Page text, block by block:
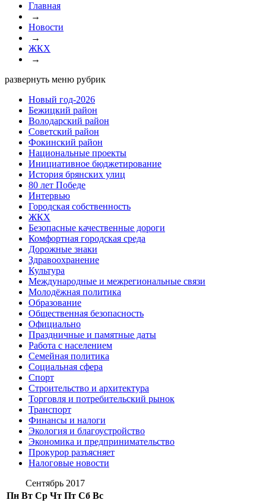
Главная
→
Новости
→
ЖКХ
→
развернуть меню рубрик
Новый год-2026
Бежицкий район
Володарский район
Советский район
Фокинский район
Национальные проекты
Инициативное бюджетирование
История брянских улиц
80 лет Победе
Интервью
Городская собственность
ЖКХ
Безопасные качественные дороги
Комфортная городская среда
Дорожные знаки
Здравоохранение
Культура
Международные и межрегиональные связи
Молодёжная политика
Образование
Общественная безопасность
Официально
Праздничные и памятные даты
Работа с населением
Семейная политика
Социальная сфера
Спорт
Строительство и архитектура
Торговля и потребительский рынок
Транспорт
Финансы и налоги
Экология и благоустройство
Экономика и предпринимательство
Прокурор разъясняет
Налоговые новости
Сентябрь 2017
Пн Вт Ср Чт Пт Сб Вс